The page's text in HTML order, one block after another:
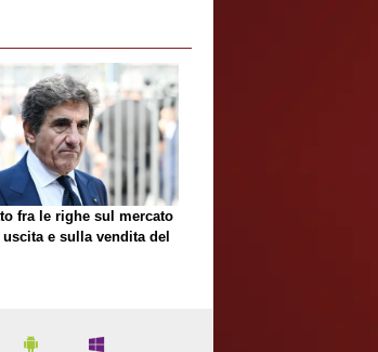
fra le righe sul mercato
e sulla vendita del